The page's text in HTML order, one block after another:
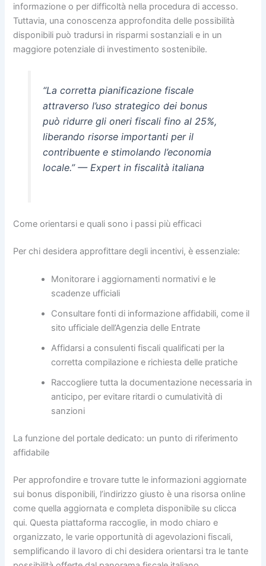
informazione o per difficoltà nella procedura di accesso.
Tuttavia, una conoscenza approfondita delle possibilità
disponibili può tradursi in risparmi sostanziali e in un
maggiore potenziale di investimento sostenibile.
“La corretta pianificazione fiscale
attraverso l’uso strategico dei bonus
può ridurre gli oneri fiscali fino al 25%,
liberando risorse importanti per il
contribuente e stimolando l’economia
locale.” — Expert in fiscalità italiana
Come orientarsi e quali sono i passi più efficaci
Per chi desidera approfittare degli incentivi, è essenziale:
Monitorare i aggiornamenti normativi e le
scadenze ufficiali
Consultare fonti di informazione affidabili, come il
sito ufficiale dell’Agenzia delle Entrate
Affidarsi a consulenti fiscali qualificati per la
corretta compilazione e richiesta delle pratiche
Raccogliere tutta la documentazione necessaria in
anticipo, per evitare ritardi o cumulatività di
sanzioni
La funzione del portale dedicato: un punto di riferimento
affidabile
Per approfondire e trovare tutte le informazioni aggiornate
sui bonus disponibili, l’indirizzo giusto è una risorsa online
come quella aggiornata e completa disponibile su clicca
qui. Questa piattaforma raccoglie, in modo chiaro e
organizzato, le varie opportunità di agevolazioni fiscali,
semplificando il lavoro di chi desidera orientarsi tra le tante